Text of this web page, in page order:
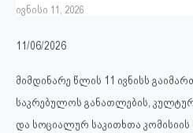
ივნისი 11, 2026
11/06/2026
მიმდინარე წლის 11 ივნისს
საკრებულოს განათლების,
და სოციალურ საკითხთა კომისიის